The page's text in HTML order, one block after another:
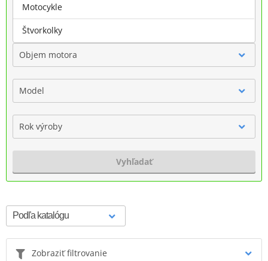
Značka
Objem motora
Model
Rok výroby
Vyhľadať
Zobraziť filtrovanie
Motocykle
Štvorkolky